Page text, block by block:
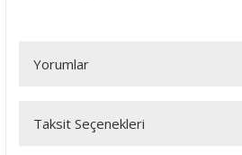
Yorumlar
Bu ürüne ilk yorumu siz
Taksit Seçenekleri